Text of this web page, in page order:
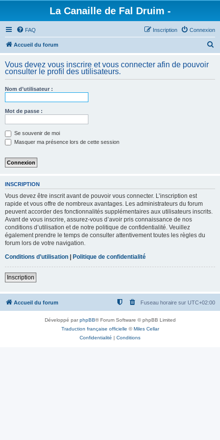
La Canaille de Fal Druim -
FAQ Connexion
Inscription
Accueil du forum
h
Vous devez vous inscrire et vous connecter afin de pouvoir
consulter le profil des utilisateurs.
Nom d’utilisateur :
Mot de passe :
Se souvenir de moi
Masquer ma présence lors de cette session
INSCRIPTION
Vous devez être inscrit avant de pouvoir vous connecter. L’inscription est
rapide et vous offre de nombreux avantages. Les administrateurs du forum
peuvent accorder des fonctionnalités supplémentaires aux utilisateurs inscrits.
Avant de vous inscrire, assurez-vous d’avoir pris connaissance de nos
conditions d’utilisation et de notre politique de confidentialité. Veuillez
également prendre le temps de consulter attentivement toutes les règles du
forum lors de votre navigation.
Conditions d’utilisation | Politique de confidentialité
Inscription
Accueil du forum Fuseau horaire sur UTC+02:00
Développé parphpBB® Forum Software © phpBB Limited
Traduction française officielle ©Miles Cellar
Confidentialité | Conditions